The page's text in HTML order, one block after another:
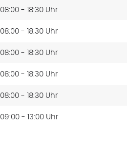
08:00 - 18:30 Uhr
08:00 - 18:30 Uhr
08:00 - 18:30 Uhr
08:00 - 18:30 Uhr
08:00 - 18:30 Uhr
09:00 - 13:00 Uhr